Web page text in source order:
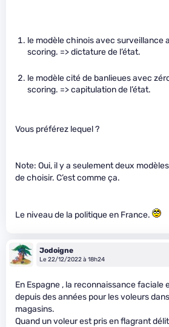
le modèle chinois avec surveillance
scoring. => dictature de l’état.
le modèle cité de banlieues avec
scoring. => capitulation de l’état.
Vous préférez lequel ?
Note: Oui, il y a seulement deux
de choisir. C’est comme ça.
Le niveau de la politique en France.
Jodoigne
Le 22/12/2022 à 18h24
En Espagne , la reconnaissance faciale
depuis des années pour les voleurs
magasins.
Quand un voleur est pris en flagrant